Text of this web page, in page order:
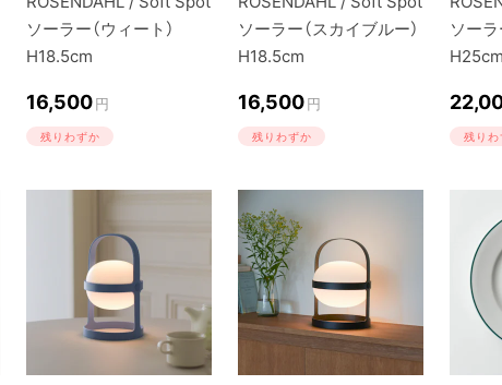
ソーラー（ウィート）
H18.5cm
16,500円
残りわずか
ソーラー（スカイブルー）
H18.5cm
16,500円
残りわずか
ソーラ
H25cm
残りわ